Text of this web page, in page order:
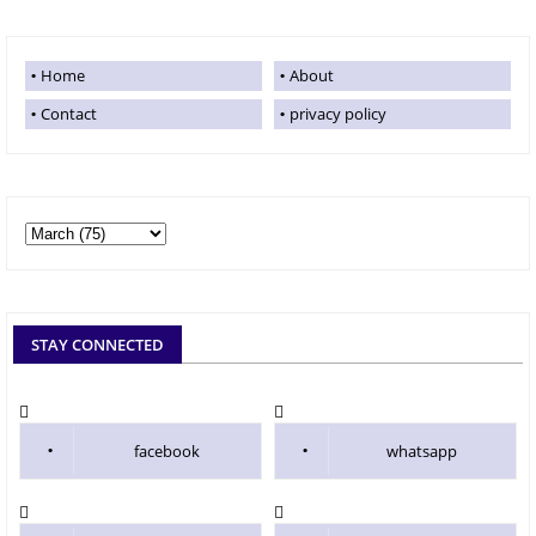
Home
About
Contact
privacy policy
STAY CONNECTED
facebook whatsapp